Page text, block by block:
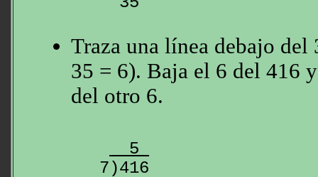
Traza una línea debajo
35 = 6). Baja el 6 del 416
del otro 6.
5
7)416